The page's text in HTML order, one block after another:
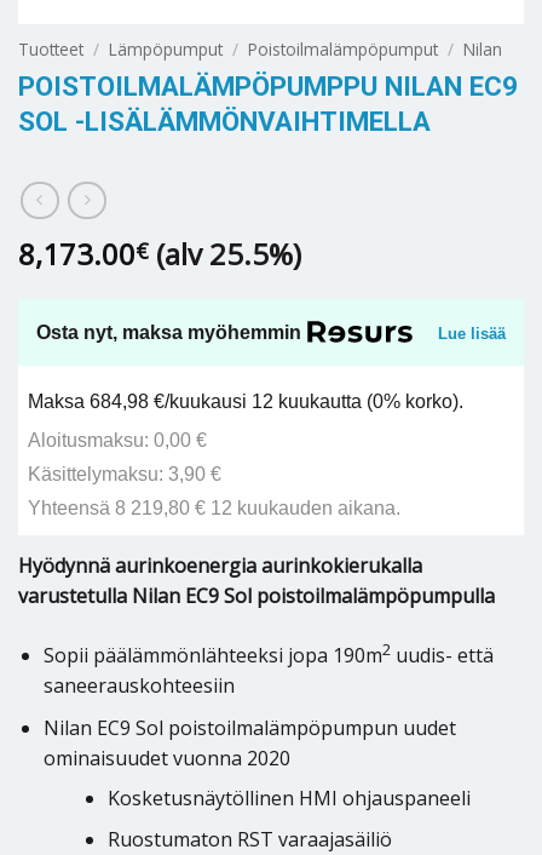
Tuotteet / Lämpöpumput / Poistoilmalämpöpumput / Nilan
POISTOILMALÄMPÖPUMPPU NILAN EC9
SOL -LISÄLÄMMÖNVAIHTIMELLA
8,173.00€ (alv 25.5%)
Osta nyt, maksa myöhemmin Lue lisää
Maksa 684,98 €/kuukausi 12 kuukautta (0% korko).
Aloitusmaksu: 0,00 €
Käsittelymaksu: 3,90 €
Yhteensä 8 219,80 € 12 kuukauden aikana.
Hyödynnä aurinkoenergia aurinkokierukalla
varustetulla Nilan EC9 Sol poistoilmalämpöpumpulla
Sopii päälämmönlähteeksi jopa 190m2 uudis- että
saneerauskohteesiin
Nilan EC9 Sol poistoilmalämpöpumpun uudet
ominaisuudet vuonna 2020
Kosketusnäytöllinen HMI ohjauspaneeli
Ruostumaton RST varaajasäiliö